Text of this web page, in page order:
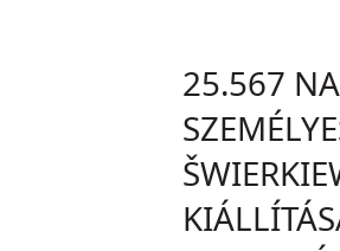
25.567